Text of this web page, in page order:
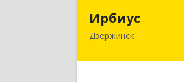
Ирбиус
Дзержинск